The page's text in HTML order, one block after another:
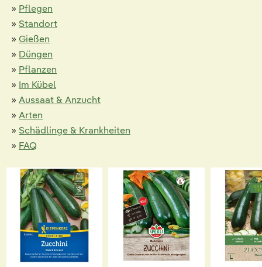
» Pflegen
» Standort
» Gießen
» Düngen
» Pflanzen
» Im Kübel
» Aussaat & Anzucht
» Arten
» Schädlinge & Krankheiten
» FAQ